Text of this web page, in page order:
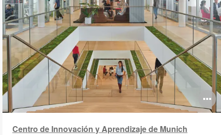
Centro de Innovación y Aprendizaje de Munich